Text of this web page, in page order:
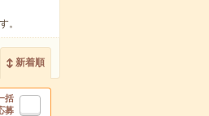
。
新着順
括
募